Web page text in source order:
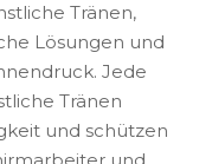
Tränen,
Lösungen und
Jede
Tränen
und schützen